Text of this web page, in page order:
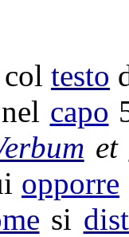
testo
capo
et
opporre
si